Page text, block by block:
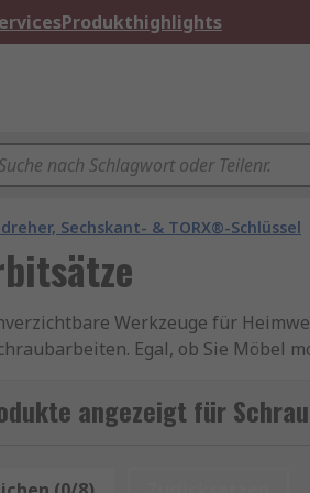
Produkthighlights
Sechskant- & TORX®-Schlüssel
Werkzeuge für
Egal, ob Sie
aus einer Sammlung
entwickelt wurden. Dank ihrer
angezeigt für